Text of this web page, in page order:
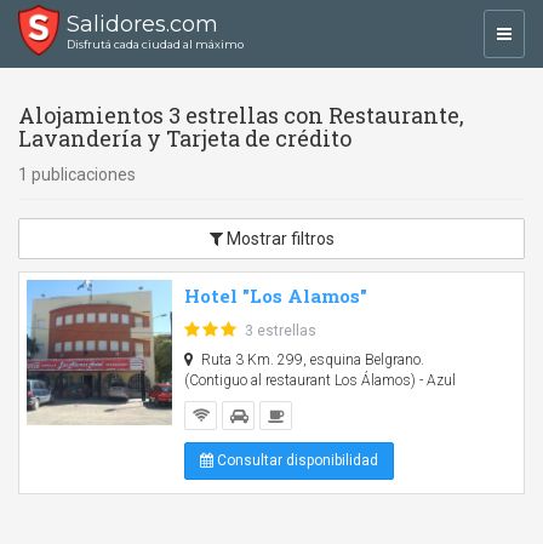
Salidores.com
Disfrutá cada ciudad al máximo
Alojamientos 3 estrellas con Restaurante,
Lavandería y Tarjeta de crédito
1 publicaciones
Mostrar filtros
Hotel "Los Alamos"
3 estrellas
Ruta 3 Km. 299, esquina Belgrano.
(Contiguo al restaurant Los Álamos) - Azul
Consultar disponibilidad